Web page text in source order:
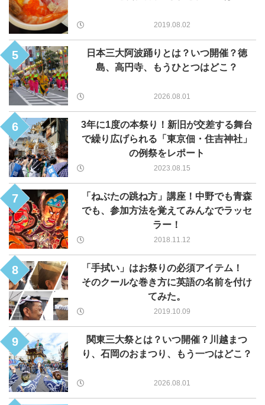
2019.08.02
日本三大阿波踊りとは？いつ開催？徳
島、高円寺、もうひとつはどこ？
2026.08.01
5
3年に1度の本祭り！新旧が交差する舞台
で繰り広げられる「東京佃・住吉神社」
の例祭をレポート
2023.08.15
6
「ねぶたの跳ね方」講座！中野でも青森
でも、参加方法を覚えてみんなでラッセ
ラー！
2018.11.12
7
「手拭い」はお祭りの必須アイテム！
そのクールな巻き方に英語の名前を付け
てみた。
2019.10.09
8
関東三大祭とは？いつ開催？川越まつ
り、石岡のおまつり、もう一つはどこ？
2026.08.01
9